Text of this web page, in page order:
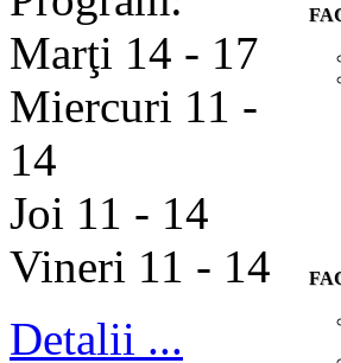
Marţi 14 - 17
Miercuri 11 -
14
Joi 11 - 14
Vineri 11 - 14
Detalii ...